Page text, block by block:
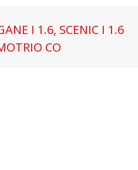
I 1.6, SCENIC I 1.6
CO